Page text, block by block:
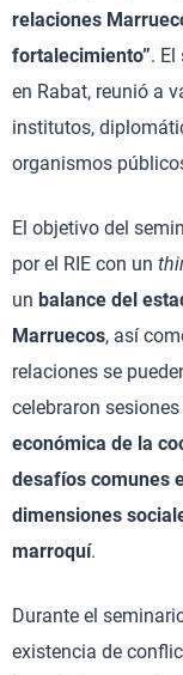
relaciones
fortalecimiento”. El
en Rabat, reunió a
institutos,
organismos
El objetivo del
por el RIE con un
un balance del
Marruecos, así
relaciones se
celebraron
económica de la
desafíos comunes
dimensiones
marroquí.
Durante el
existencia de